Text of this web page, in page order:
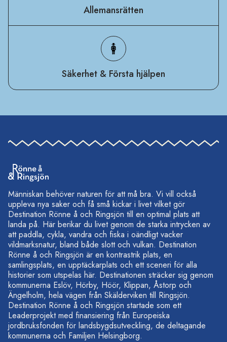
Allemansrätten
Säkerhet & Första hjälpen
Människan behöver naturen för att må bra. Vi vill också
uppleva nya saker och få små kickar i livet vilket gör
Destination Rönne å och Ringsjön till en optimal plats att
landa på. Här berikar du livet genom de starka intrycken av
att paddla, cykla, vandra och fiska i oändligt vacker
vildmarksnatur, bland både slott och vulkan. Destination
Rönne å och Ringsjön är en kontrastrik plats, en
samlingsplats, en upptäckarplats och ett sceneri för alla
historier som utspelas här. Destinationen sträcker sig genom
kommunerna Eslöv, Hörby, Höör, Klippan, Åstorp och
Ängelholm, hela vägen från Skälderviken till Ringsjön.
Destination Rönne å och Ringsjön startade som ett
Leaderprojekt med finansiering från Europeiska
jordbruksfonden för landsbygdsutveckling, de deltagande
kommunerna och Familjen Helsingborg.